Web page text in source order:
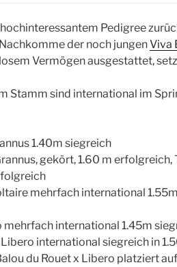
Pedigree
der noch jungenViva
Vermögen ausgestattet,
Stamm sind international im
1.40m siegreich
gekört, 1.60 m
mehrfach international
international 1.45m
international siegreich in
du Rouet x Libero platziert